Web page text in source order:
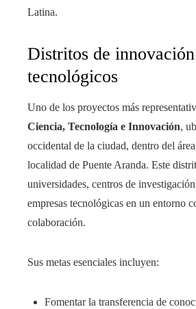
Latina.
Distritos de
tecnológicos
Uno de los proyectos más
Ciencia, Tecnología e Innovación,
occidental de la ciudad, dentro del
localidad de Puente Aranda. Este
universidades, centros de
empresas tecnológicas en un entorno
colaboración.
Sus metas esenciales incluyen:
Fomentar la transferencia de